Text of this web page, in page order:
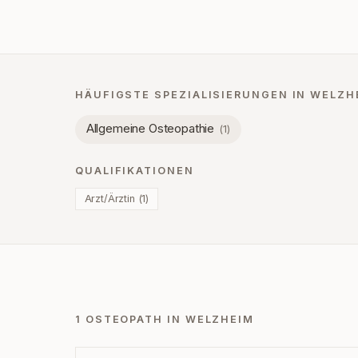
HÄUFIGSTE SPEZIALISIERUNGEN IN
Allgemeine Osteopathie (1)
QUALIFIKATIONEN
Arzt/Ärztin (1)
1 OSTEOPATH IN WELZHEIM